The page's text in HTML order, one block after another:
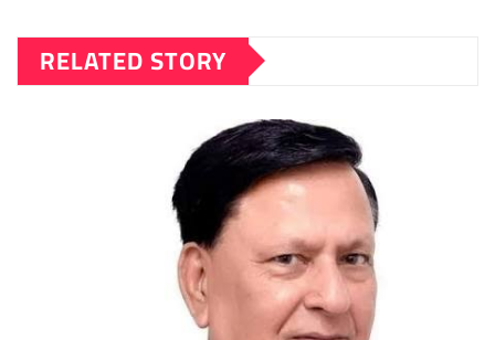
RELATED STORY